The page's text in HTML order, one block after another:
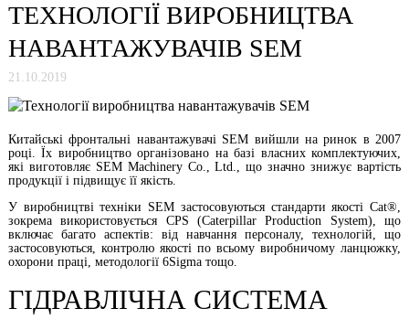
ТЕХНОЛОГІЇ ВИРОБНИЦТВА
НАВАНТАЖУВАЧІВ SEM
21.10.2019
Китайські фронтальні навантажувачі SEM вийшли на ринок в 2007
році. Їх виробництво організовано на базі власних комплектуючих,
які виготовляє SEM Machinery Co., Ltd., що значно знижує вартість
продукції і підвищує її якість.
У виробництві техніки SEM застосовуються стандарти якості Cat®,
зокрема використовується CPS (Caterpillar Production System), що
включає багато аспектів: від навчання персоналу, технологій, що
застосовуються, контролю якості по всьому виробничому ланцюжку,
охорони праці, методології 6Sigma тощо.
ГІДРАВЛІЧНА СИСТЕМА